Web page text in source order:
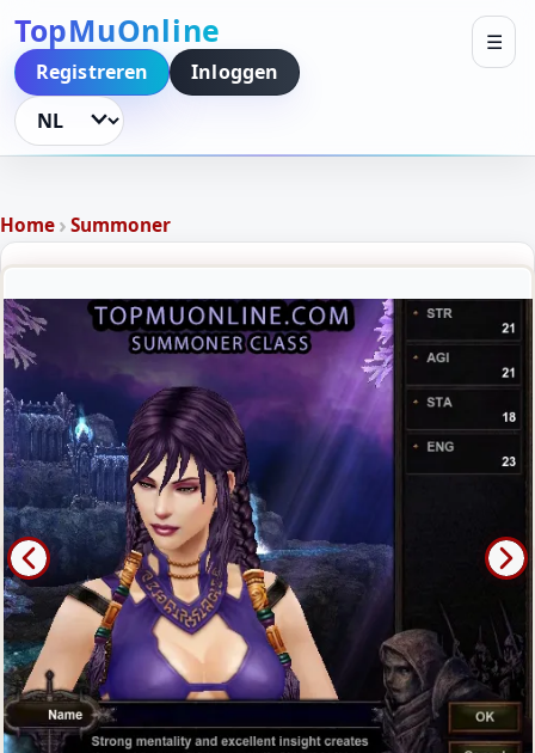
TopMuOnline
☰
Registreren
Inloggen
Taal wijzigen
Home›Summoner